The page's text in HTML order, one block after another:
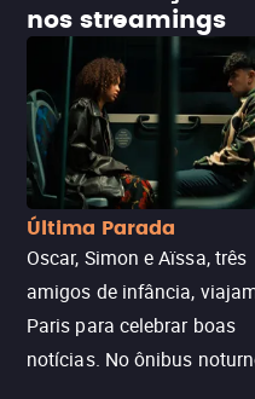
nos streamings
Última Parada
Oscar, Simon e Aïssa, três
amigos de infância,
Paris para celebrar boas
notícias. No ônibus